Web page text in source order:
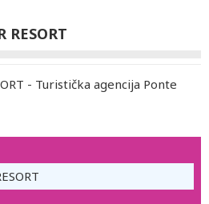
RESORT
- Turistička agencija Ponte